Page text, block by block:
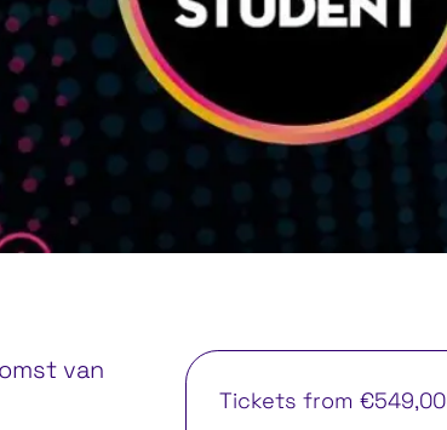
van
Tickets from €549,00